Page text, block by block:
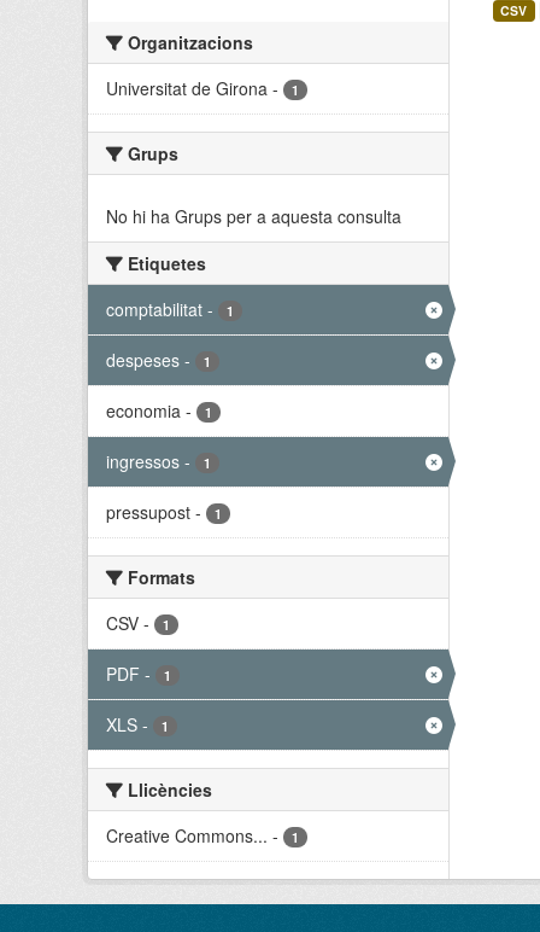
Organitzacions
Universitat de Girona - 1
Grups
No hi ha Grups per a aquesta consulta
Etiquetes
comptabilitat - 1
despeses - 1
economia - 1
ingressos - 1
pressupost - 1
Formats
CSV - 1
PDF - 1
XLS - 1
Llicències
Creative Commons... - 1
CSV